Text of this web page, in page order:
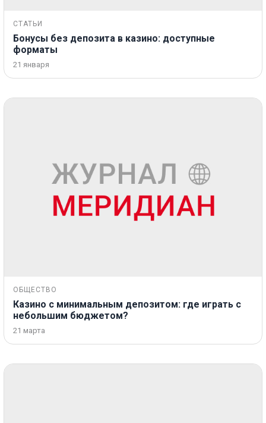
СТАТЬИ
Бонусы без депозита в казино: доступные
форматы
21 января
ОБЩЕСТВО
Казино с минимальным депозитом: где играть с
небольшим бюджетом?
21 марта